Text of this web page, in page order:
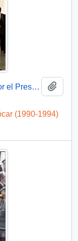
Presidente Aylwin es condecorado por el Presidente Collor de Mello en Brasil: video
(1990-1994)